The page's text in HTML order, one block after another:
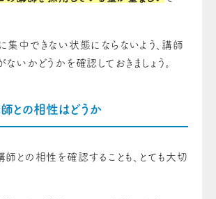
中できない状態にならないよう、講師
いかどうかを確認しておきましょう。
師との相性はどうか
との相性を確認することも、とても大切